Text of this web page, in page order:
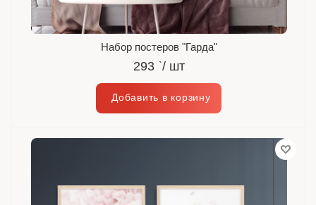
Набор постеров "Гарда"
293`/ шт